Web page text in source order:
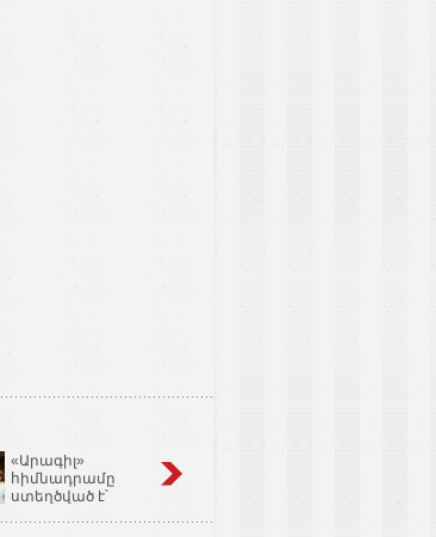
«Արագիլ»
հիմնադրամը
ստեղծված է՝